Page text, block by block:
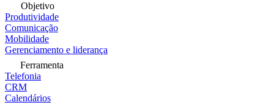
Objetivo
Produtividade
Comunicação
Mobilidade
Gerenciamento e liderança
Ferramenta
Telefonia
CRM
Calendários